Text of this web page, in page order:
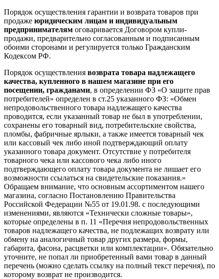
Порядок осуществления гарантии и возврата товаров при
продаже юридическим лицам и индивидуальным
предпринимателям оговаривается Договором купли-
продажи, предварительно согласованным и подписанным
обоими сторонами и регулируется только Гражданским
Кодексом РФ.
Порядок осуществления возврата товара надлежащего
качества, купленного в нашем магазине при его
посещении, гражданами, в определении ФЗ «О защите прав
потребителей» определен в ст.25 указанного ФЗ: «Обмен
непродовольственного товара надлежащего качества
проводится, если указанный товар не был в употреблении,
сохранены его товарный вид, потребительские свойства,
пломбы, фабричные ярлыки, а также имеется товарный чек
или кассовый чек либо иной подтверждающий оплату
указанного товара документ. Отсутствие у потребителя
товарного чека или кассового чека либо иного
подтверждающего оплату товара документа не лишает его
возможности ссылаться на свидетельские показания.»
Обращаем внимание, что основным ассортиментом нашего
магазина, согласно Постановлению Правительства
Российской Федерации №55 от 19.01.98. с последующими
изменениями, являются «Технически сложные товары»,
которые определены в п. 11 «Перечня непродовольственных
товаров надлежащего качества, не подлежащих возврату или
обмену на аналогичный товар других размера, формы,
габарита, фасона, расцветки или комплектации». Обязательно
уточните, не попал ли приобретенный вами товар в данный
перечень (можно сделать ссылку на полный текст перечня), по
которому возврат не производится.